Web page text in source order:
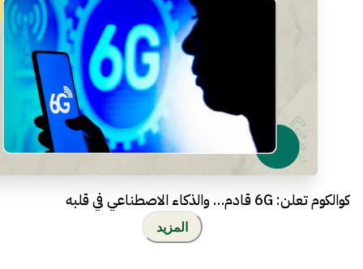
كوالكوم تعلن: 6G قادم… والذكاء الاصطناعي في قلبه
المزيد